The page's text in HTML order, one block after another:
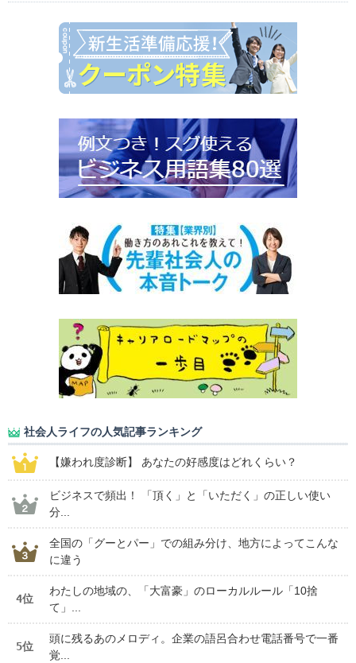
社会人ライフの人気記事ランキング
【嫌われ度診断】 あなたの好感度はどれくらい？
ビジネスで頻出！ 「頂く」と「いただく」の正しい使い
分...
全国の「グーとパー」での組み分け、地方によってこんな
に違う
4位
わたしの地域の、「大富豪」のローカルルール「10捨
て」...
5位
頭に残るあのメロディ。企業の語呂合わせ電話番号で一番
覚...